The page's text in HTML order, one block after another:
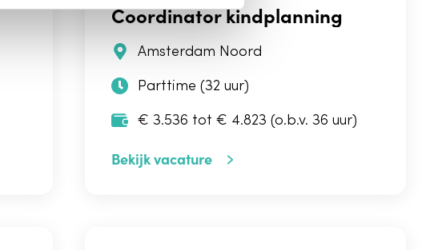
Coordinator kindplanning
Amsterdam Noord
Parttime (32 uur)
€ 3.536 tot € 4.823 (o.b.v. 36 uur)
Bekijk vacature